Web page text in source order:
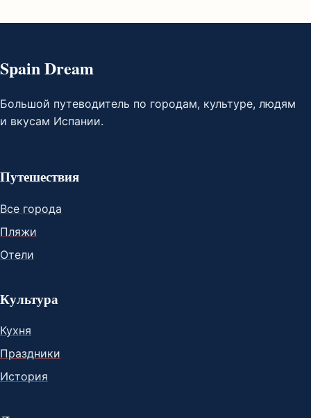
Spain Dream
Большой путеводитель по городам, культуре, людям
и вкусам Испании.
Путешествия
Все города
Пляжи
Отели
Культура
Кухня
Праздники
История